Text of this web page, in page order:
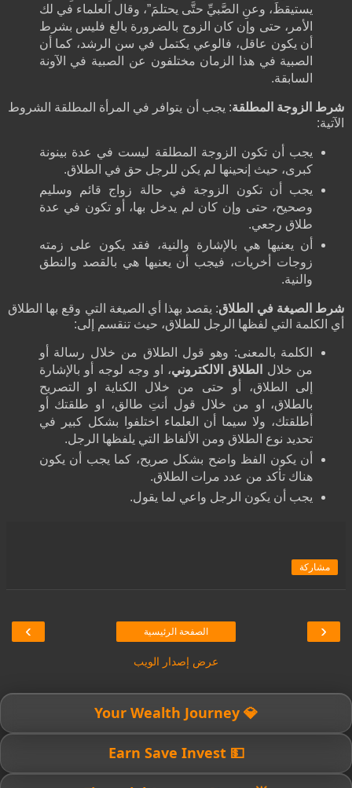
يستيقظَ، وعنِ الصَّبيِّ حتَّى يحتلمَ”، وقال العلماء في لك
الأمر، حتى وإن كان الزوج بالضرورة بالغ فليس بشرط
أن يكون عاقل، فالوعي يكتمل في سن الرشد، كما أن
الصبية في هذا الزمان مختلفون عن الصبية في الآونة
السابقة.
شرط الزوجة المطلقة: يجب أن يتوافر في المرأة المطلقة الشروط
الآتية:
يجب أن تكون الزوجة المطلقة ليست في عدة بينونة
كبرى، حيث إنحينها لم يكن للرجل حق في الطلاق.
يجب أن تكون الزوجة في حالة زواج قائم وسليم
وصحيح، حتى وإن كان لم يدخل بها، أو تكون في عدة
طلاق رجعي.
أن يعنيها هي بالإشارة والنية، فقد يكون على زمته
زوجات أخريات، فيجب أن يعنيها هي بالقصد والنطق
والنية.
شرط الصيغة في الطلاق: يقصد بهذا أي الصيغة التي وقع بها الطلاق
أي الكلمة التي لفظها الرجل للطلاق، حيث تنقسم إلى:
الكلمة بالمعنى: وهو قول الطلاق من خلال رسالة أو
من خلال
الطلاق الالكتروني، او وجه لوجه أو بالإشارة
إلى الطلاق، أو حتى من خلال الكناية او التصريح
بالطلاق، او من خلال قول أنتِ طالق، او طلقتك أو
أطلقتك، ولا سيما أن العلماء اختلفوا بشكل كبير في
تحديد نوع الطلاق ومن الألفاظ التي يلفظها الرجل.
أن يكون الفظ واضح بشكل صريح، كما يجب أن يكون
هناك تأكد من عدد مرات الطلاق.
يجب أن يكون الرجل واعي لما يقول.
مشاركة
‹
› الصفحة الرئيسية
عرض إصدار الويب
💎 Your Wealth Journey
💵 Earn Save Invest